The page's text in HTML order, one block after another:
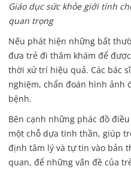
Giáo dục sức khỏe giới tính
quan trọng
Nếu phát hiện những bất
đưa trẻ đi thăm khám để
thời xử trí hiệu quả. Các bác
nghiệm, chẩn đoán hình ảnh
bệnh.
Bên cạnh những phác đồ
một chỗ dựa tinh thần, giúp
định tâm lý và tự tin vào bản
quan, để những vấn đề của